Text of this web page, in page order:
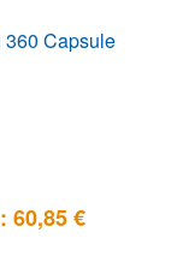
Capsule
60,85 €